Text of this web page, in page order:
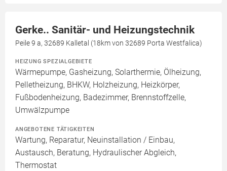
Gerke.. Sanitär- und Heizungstechnik
Peile 9 a, 32689 Kalletal (18km von 32689 Porta Westfalica)
HEIZUNG SPEZIALGEBIETE
Wärmepumpe, Gasheizung, Solarthermie, Ölheizung,
Pelletheizung, BHKW, Holzheizung, Heizkörper,
Fußbodenheizung, Badezimmer, Brennstoffzelle,
Umwälzpumpe
ANGEBOTENE TÄTIGKEITEN
Wartung, Reparatur, Neuinstallation / Einbau,
Austausch, Beratung, Hydraulischer Abgleich,
Thermostat